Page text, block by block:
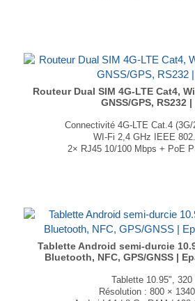
Poids : 430g
...
Routeur Dual SIM 4G-LTE Cat4,
GNSS/GPS, RS232 |
Connectivité 4G-LTE Cat.4
WI-Fi 2,4 GHz IEEE
2× RJ45 10/100 Mbps + PoE
Poids : 271g
...
Tablette Android semi-durcie
Bluetooth, NFC, GPS/GNSS |
Tablette 10.95", 320
Résolution : 800 ×